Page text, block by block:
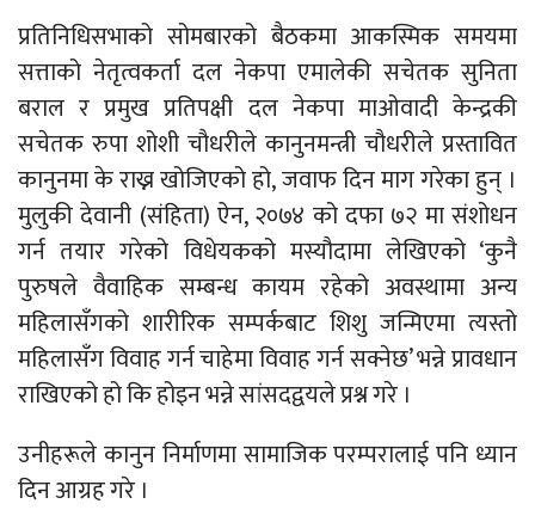
प्रतिनिधिसभाको सोमबारको बैठकमा आकस्मिक समयमा
सत्ताको नेतृत्वकर्ता दल नेकपा एमालेकी सचेतक सुनिता
बराल र प्रमुख प्रतिपक्षी दल नेकपा माओवादी केन्द्रकी
सचेतक रुपा शोशी चौधरीले कानुनमन्त्री चौधरीले प्रस्तावित
कानुनमा के राख्न खोजिएको हो, जवाफ दिन माग गरेका हुन् ।
मुलुकी देवानी (संहिता) ऐन, २०७४ को दफा ७२ मा संशोधन
गर्न तयार गरेको विधेयकको मस्यौदामा लेखिएको ‘कुनै
पुरुषले वैवाहिक सम्बन्ध कायम रहेको अवस्थामा अन्य
महिलासँगको शारीरिक सम्पर्कबाट शिशु जन्मिएमा त्यस्तो
महिलासँग विवाह गर्न चाहेमा विवाह गर्न सक्नेछ’ भन्ने प्रावधान
राखिएको हो कि होइन भन्ने सांसदद्वयले प्रश्न गरे ।
उनीहरूले कानुन निर्माणमा सामाजिक परम्परालाई पनि ध्यान
दिन आग्रह गरे ।